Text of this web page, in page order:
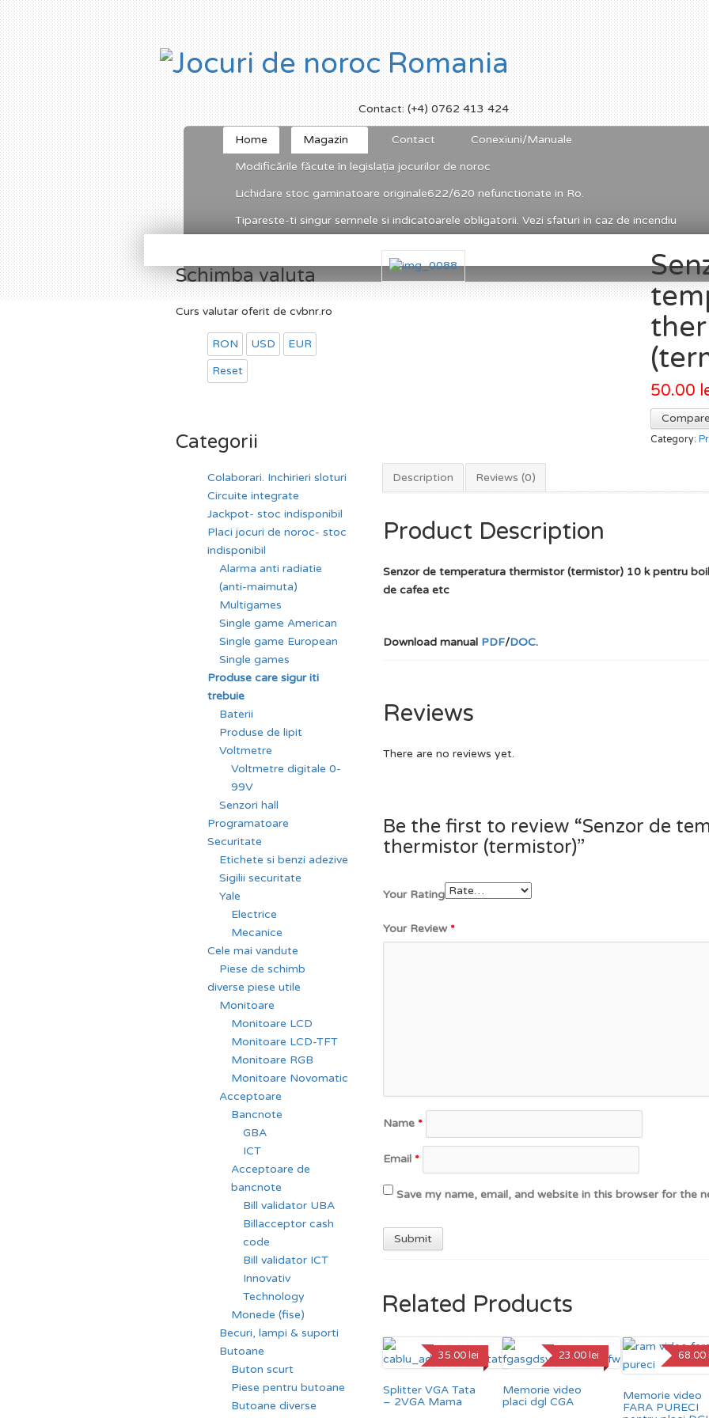
Contact: (+4) 0762 413 424
Home Magazin Contact
Conexiuni/Manuale
Modificările făcute în legislația jocurilor de noroc
Lichidare stoc gaminatoare originale622/620 nefunctionate in Ro.
Tipareste-ti singur semnele si indicatoarele obligatorii. Vezi sfaturi in caz de incendiu
50.00
Compare
Category:
Description Reviews (0)
Product Description
Senzor de temperatura thermistor (termistor) 10 k pentru
de cafea etc
Download manual PDF/DOC.
Reviews
There are no reviews yet.
Be the first to review “Senzor de
thermistor (termistor)”
Your Rating
Your Review *
Name *
Email *
Save my name, email, and website in this browser for the
Related Products
Splitter VGA Tata
– 2VGA Mama
35.00lei
Memorie video
placi dgl CGA
23.00 lei
Memorie video
FARA PURECI
68.00
Schimba valuta
Curs valutar oferit de cvbnr.ro
RON USD
EUR
Reset
Categorii
Colaborari. Inchirieri sloturi
Circuite integrate
Jackpot- stoc indisponibil
Placi jocuri de noroc- stoc
indisponibil
Alarma anti radiatie
(anti-maimuta)
Multigames
Single game American
Single game European
Single games
Produse care sigur iti
trebuie
Baterii
Produse de lipit
Voltmetre
Voltmetre digitale 0-
99V
Senzori hall
Programatoare
Securitate
Etichete si benzi adezive
Sigilii securitate
Yale
Electrice
Mecanice
Cele mai vandute
Piese de schimb
diverse piese utile
Monitoare
Monitoare LCD
Monitoare LCD-TFT
Monitoare RGB
Monitoare Novomatic
Acceptoare
Bancnote
GBA
ICT
Acceptoare de
bancnote
Bill validator UBA
Billacceptor cash
code
Bill validator ICT
Innovativ
Technology
Monede (fise)
Becuri, lampi & suporti
Butoane
Buton scurt
Piese pentru butoane
Butoane diverse